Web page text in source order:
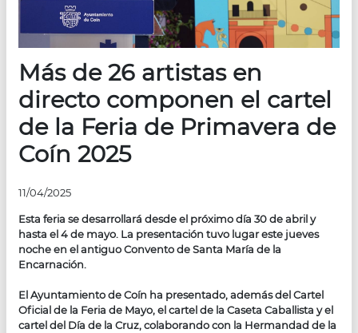
Más de 26 artistas en
directo componen el cartel
de la Feria de Primavera de
Coín 2025
11/04/2025
Esta feria se desarrollará desde el próximo día 30 de abril y
hasta el 4 de mayo. La presentación tuvo lugar este jueves
noche en el antiguo Convento de Santa María de la
Encarnación.
El Ayuntamiento de Coín ha presentado, además del Cartel
Oficial de la Feria de Mayo, el cartel de la Caseta Caballista y el
cartel del Día de la Cruz, colaborando con la Hermandad de la